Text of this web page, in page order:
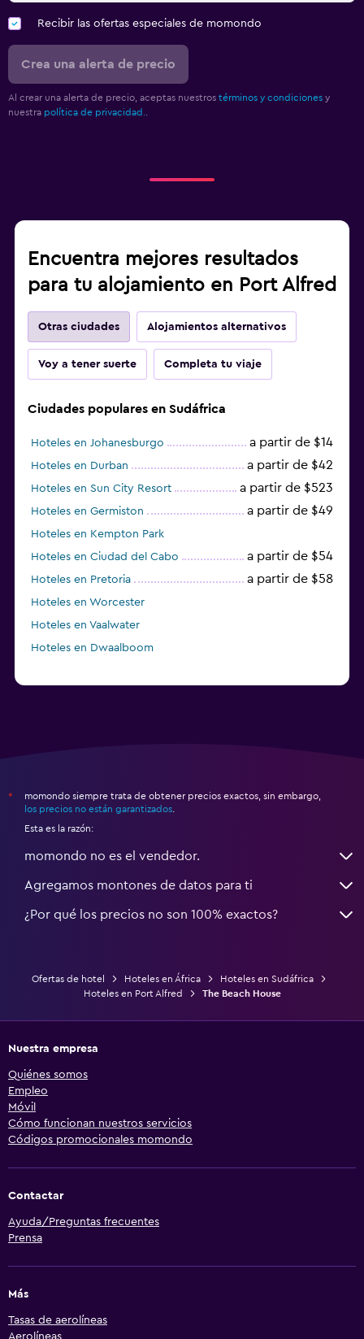
Recibir las ofertas especiales de momondo
Crea una alerta de precio
Al crear una alerta de precio, aceptas nuestros términos y condiciones y
nuestra política de privacidad.
Encuentra mejores resultados
para tu alojamiento en Port Alfred
Otras ciudades Alojamientos alternativos
Voy a tener suerte Completa tu viaje
Ciudades populares en Sudáfrica
Hoteles en Johanesburgo a partir de $14
Hoteles en Durban a partir de $42
Hoteles en Sun City Resort a partir de $523
Hoteles en Germiston a partir de $49
Hoteles en Kempton Park
Hoteles en Ciudad del Cabo
a partir de $54
Hoteles en Pretoria a partir de $58
Hoteles en Worcester
Hoteles en Vaalwater
Hoteles en Dwaalboom
*
momondo siempre trata de obtener precios exactos, sin embargo,
los precios no están garantizados
Esta es la razón:
momondo no es el vendedor.
Agregamos montones de datos para ti
¿Por qué los precios no son 100% exactos?
Ofertas de hotel Hoteles en África
Hoteles en Sudáfrica
Hoteles en Port Alfred
The Beach House
Nuestra empresa
Quiénes somos
Empleo
Móvil
Cómo funcionan nuestros servicios
Códigos promocionales momondo
Contactar
Ayuda/Preguntas frecuentes
Prensa
Más
Tasas de aerolíneas
Aerolíneas